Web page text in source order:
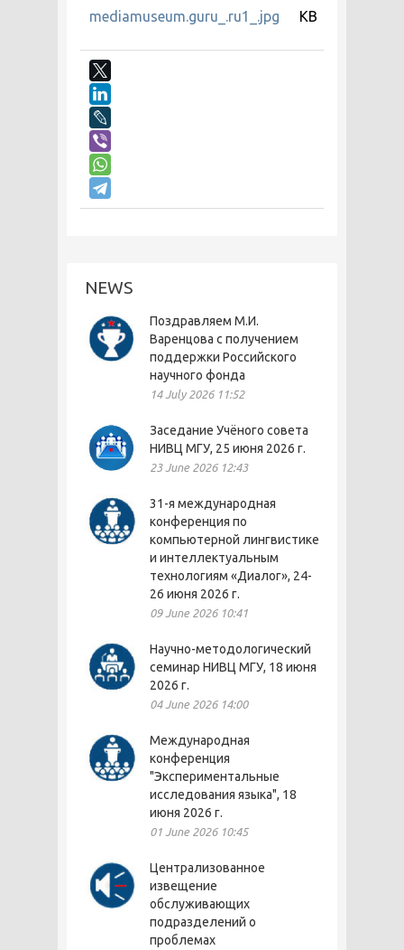
mediamuseum.guru_.ru1_.jpg
KB
NEWS
Поздравляем М.И.
Варенцова с получением
поддержки Российского
научного фонда
14 July 2026 11:52
Заседание Учёного совета
НИВЦ МГУ, 25 июня 2026 г.
23 June 2026 12:43
31-я международная
конференция по
компьютерной лингвистике
и интеллектуальным
технологиям «Диалог», 24-
26 июня 2026 г.
09 June 2026 10:41
Научно-методологический
семинар НИВЦ МГУ, 18 июня
2026 г.
04 June 2026 14:00
Международная
конференция
"Экспериментальные
исследования языка", 18
июня 2026 г.
01 June 2026 10:45
Централизованное
извещение
обслуживающих
подразделений о
проблемах